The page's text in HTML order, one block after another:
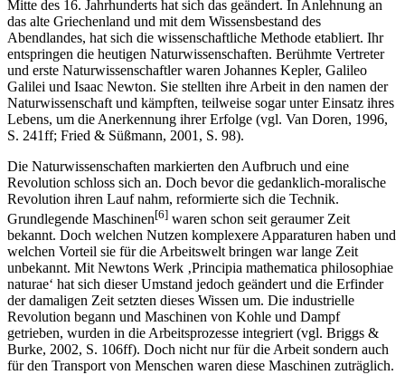
Wissen war bisher allgemeingültig und jeder war dazu imstande
entsprechendes zu generieren, wenn er nur wusste. Doch ab der
Mitte des 16. Jahrhunderts hat sich das geändert. In Anlehnung an
das alte Griechenland und mit dem Wissensbestand des
Abendlandes, hat sich die wissenschaftliche Methode etabliert. Ihr
entspringen die heutigen Natur­wissen­schaften. Berühmte Vertreter
und erste Naturwissenschaftler waren Johannes Kepler, Galileo
Galilei und Isaac Newton. Sie stellten ihre Arbeit in den namen der
Naturwissenschaft und kämpften, teilweise sogar unter Einsatz ihres
S. 241ff; Fried & Süßmann, 2001, S. 98).
Die Naturwissenschaften markierten den Aufbruch und eine
Revolution schloss sich an. Doch bevor die gedanklich-moralische
Revolution ihren Lauf nahm, reformierte sich die Technik.
Grundlegende Maschinen[6] waren schon seit geraumer Zeit
bekannt. Doch welchen Nutzen komplexere Apparaturen haben und
welchen Vorteil sie für die Arbeitswelt bringen war lange Zeit
unbekannt. Mit Newtons Werk ‚Principia mathematica philosophiae
naturae‘ hat sich dieser Umstand jedoch geändert und die Erfinder
der damaligen Zeit setzten dieses Wissen um. Die industrielle
Revolution begann und Maschinen von Kohle und Dampf
getrieben, wurden in die Arbeitsprozesse integriert (vgl. Briggs &